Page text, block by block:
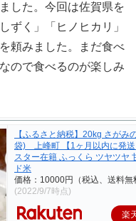
した。今回は佐賀県を
ずく」「ヒノヒカリ」
頼みました。まだ食べ
ので食べるのが楽しみ
【ふるさと納税】20kg さがみ
袋) 上峰町 【1ヶ月以内に発
スター在籍 ふっくら ツヤツヤ
ド米
価格：10000円（税込、送料無
(2022/9/7時点)
楽